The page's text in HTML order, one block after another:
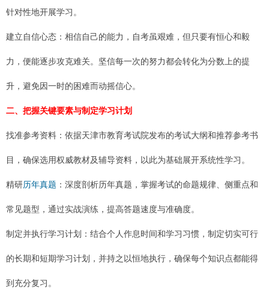
针对性地开展学习。
建立自信心态：相信自己的能力，自考虽艰难，但只要有恒心和毅
力，便能逐步攻克难关。坚信每一次的努力都会转化为分数上的提
升，避免因一时的困难而动摇信心。
二、把握关键要素与制定学习计划
找准参考资料：依据天津市教育考试院发布的考试大纲和推荐参考书
目，确保选用权威教材及辅导资料，以此为基础展开系统性学习。
精研历年真题 ：深度剖析历年真题，掌握考试的命题规律、侧重点和
常见题型，通过实战演练，提高答题速度与准确度。
制定并执行学习计划：结合个人作息时间和学习习惯，制定切实可行
的长期和短期学习计划，并持之以恒地执行，确保每个知识点都能得
到充分复习。